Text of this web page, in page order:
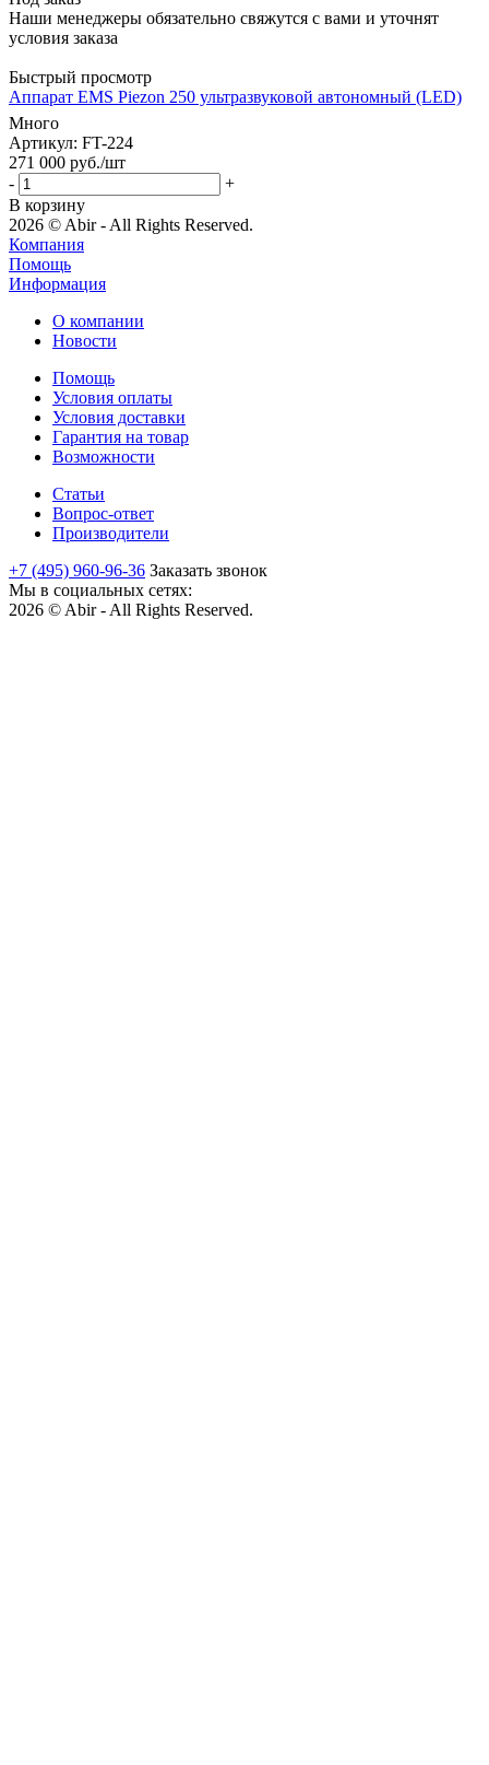
Наши менеджеры обязательно свяжутся с вами и уточнят
условия заказа
Быстрый просмотр
Аппарат EMS Piezon 250 ультразвуковой автономный (LED)
Много
Артикул: FT-224
271 000 руб./шт
-
+
В корзину
2026 © Abir - All Rights Reserved.
Компания
Помощь
Информация
О компании
Новости
Помощь
Условия оплаты
Условия доставки
Гарантия на товар
Возможности
Статьи
Вопрос-ответ
Производители
+7 (495) 960-96-36 Заказать звонок
Мы в социальных сетях:
2026 © Abir - All Rights Reserved.